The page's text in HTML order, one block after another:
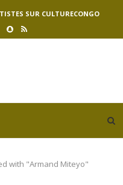
SUR CULTURECONGO
with "Armand Miteyo"